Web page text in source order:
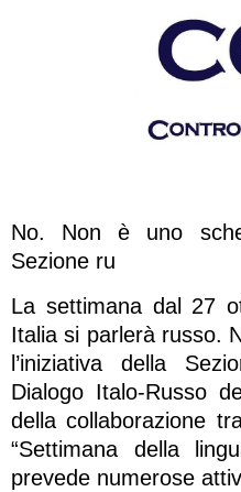
No. Non è uno
Sezione ru
La settimana dal 27
Italia si parlerà russo.
l’iniziativa della
Dialogo Italo-Russo
della collaborazione
“Settimana della
prevede numerose